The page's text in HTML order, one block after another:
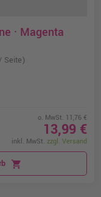
· Magenta
Seite)
o. MwSt. 11,76 €
13,99 €
inkl. MwSt. zzgl. Versand
shopping_cart